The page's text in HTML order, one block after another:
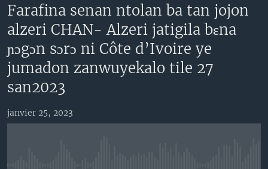
Retour
recherche
AN BA FO!
FARAFINA FOLI
SUIVEZ-NOUS
Langues
Farafina senan ntolan ba tan jojon
alzeri CHAN- Alzeri jatigila bɛna
ɲɔgɔn sɔrɔ ni Côte d’Ivoire ye
jumadon zanwuyekalo tile 27
san2023
janvier 25, 2023